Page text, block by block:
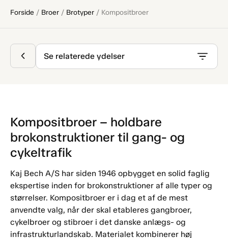
Forside / Broer / Brotyper / Kompositbroer
Se relaterede ydelser
Kompositbroer – holdbare
brokonstruktioner til gang- og
cykeltrafik
Kaj Bech A/S har siden 1946 opbygget en solid faglig
ekspertise inden for brokonstruktioner af alle typer og
størrelser. Kompositbroer er i dag et af de mest
anvendte valg, når der skal etableres gangbroer,
cykelbroer og stibroer i det danske anlægs- og
infrastrukturlandskab. Materialet kombinerer høj